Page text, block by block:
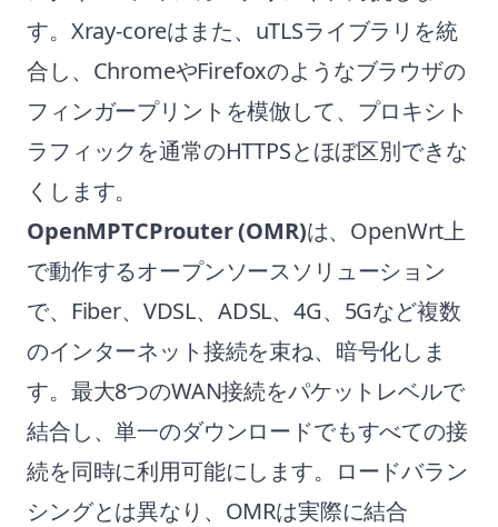
す。Xray-coreはまた、uTLSライブラリを統
合し、ChromeやFirefoxのようなブラウザの
フィンガープリントを模倣して、プロキシト
ラフィックを通常のHTTPSとほぼ区別できな
くします。
OpenMPTCProuter (OMR)は、OpenWrt上
で動作するオープンソースソリューション
で、Fiber、VDSL、ADSL、4G、5Gなど複数
のインターネット接続を束ね、暗号化しま
す。最大8つのWAN接続をパケットレベルで
結合し、単一のダウンロードでもすべての接
続を同時に利用可能にします。ロードバラン
シングとは異なり、OMRは実際に結合